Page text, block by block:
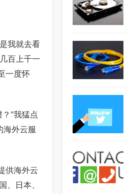
我就去看
百上千一
一度怀
”我猛点
海外云服
供海外云
、日本、